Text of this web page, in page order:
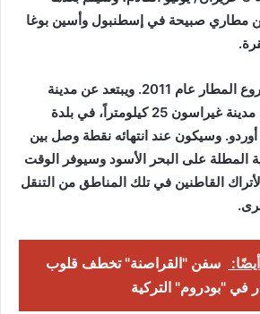
مطاري صبيحة في إسطنبول وأسين بوغا
ويذكر أنه تم البدء بمشروع المطار عام 2011. ويبتعد عن مدينة
أوردو 19 كيلومتراً وعن مدينة غيراسون 25 كيلومتراً، في بلدة
أوردو. وسيكون عند انتهائه نقطة وصل بين
المطلة على البحر الأسود وسيوفر الوقت
القاطنين في تلك المناطق من التنقل
سفن "القراصنة" تخطف قلوب
في "بودروم" التركية